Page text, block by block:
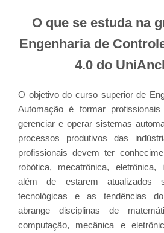
O que se estuda na
Engenharia de
4.0 do
O objetivo do curso superior de
Automação é formar
gerenciar e operar sistemas
processos produtivos das
profissionais devem ter
robótica, mecatrônica, eletrônica,
além de estarem atualizados
tecnológicas e as tendências
abrange disciplinas de
computação, mecânica e